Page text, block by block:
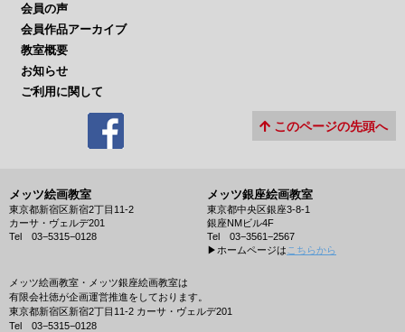
会員の声
会員作品アーカイブ
教室概要
お知らせ
ご利用に関して
このページの先頭へ
メッツ絵画教室
東京都新宿区新宿2丁目11-2
カーサ・ヴェルデ201
Tel 03−5315−0128
メッツ銀座絵画教室
東京都中央区銀座3-8-1
銀座NMビル4F
Tel 03−3561−2567
▶︎ホームページは こちらから
メッツ絵画教室・メッツ銀座絵画教室は
有限会社徳が企画運営推進をしております。
東京都新宿区新宿2丁目11-2 カーサ・ヴェルデ201
Tel 03−5315−0128